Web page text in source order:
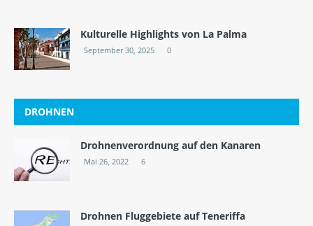
Kulturelle Highlights von La Palma
September 30, 2025 0
DROHNEN
Drohnenverordnung auf den Kanaren
Mai 26, 2022 6
Drohnen Fluggebiete auf Teneriffa